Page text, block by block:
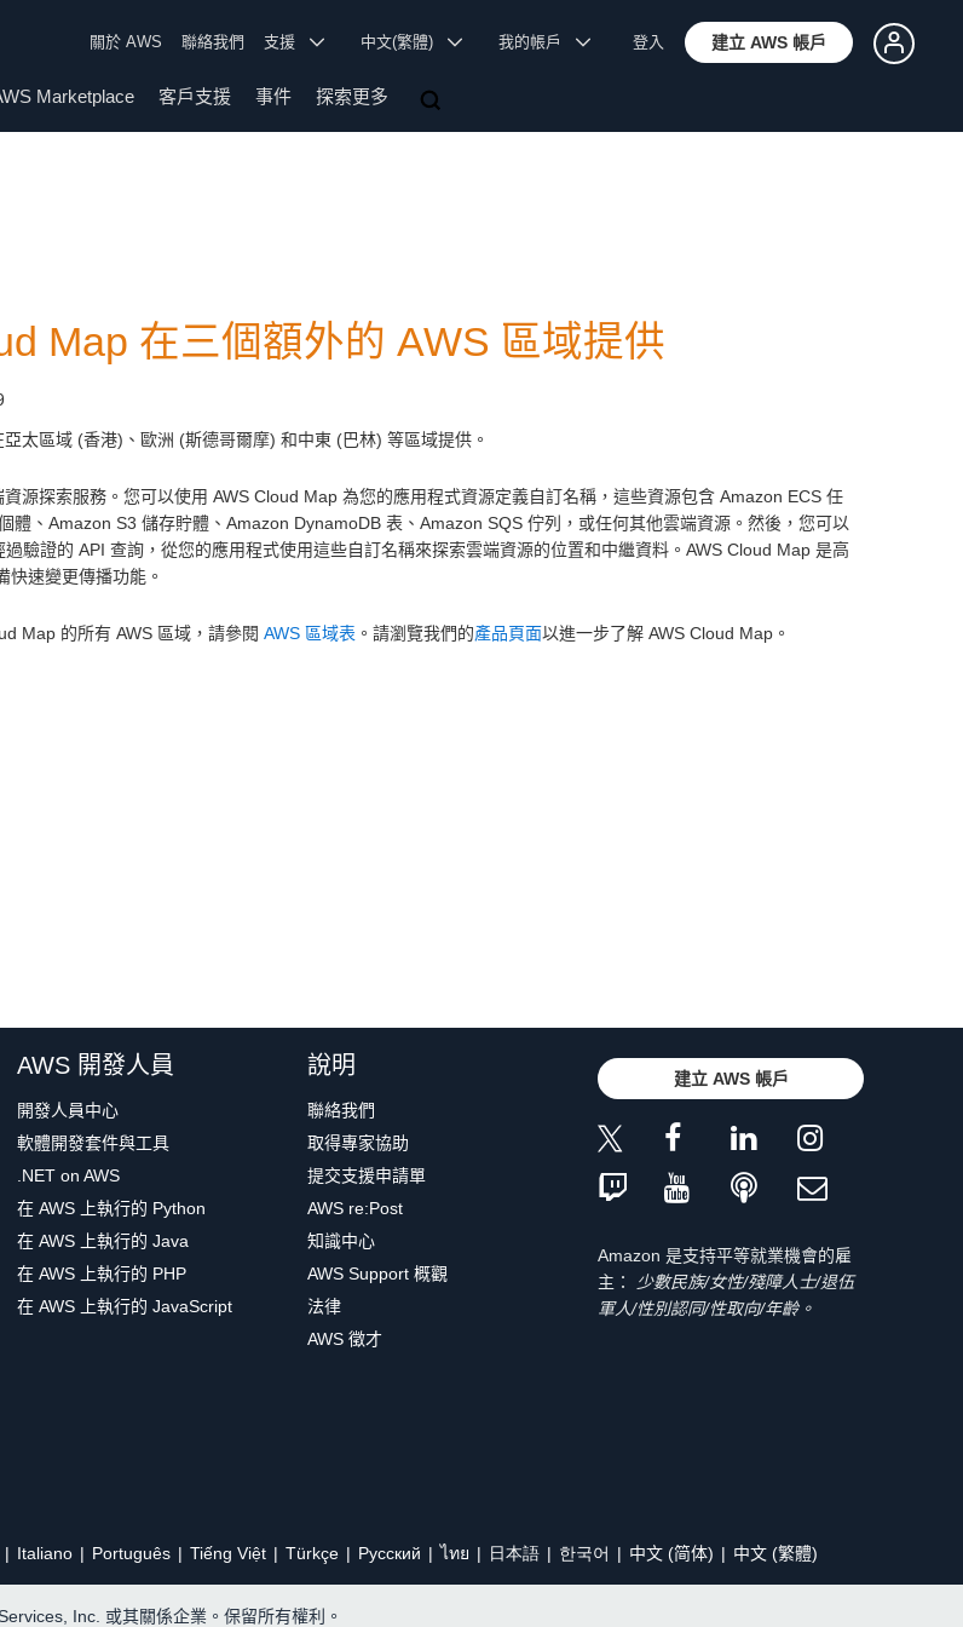
關於 AWS 聯絡我們 支援 中文(繁體) 我的帳戶 登入 建立 AWS 帳戶
Marketplace 客戶支援 事件 探索更多
Map 在三個額外的 AWS 區域提供
太區域 (香港)、歐洲 (斯德哥爾摩) 和中東 (巴林) 等區域提供。
源探索服務。您可以使用 AWS Cloud Map 為您的應用程式資源定義自訂名稱，這些資源包含 Amazon ECS 任
體、Amazon S3 儲存貯體、Amazon DynamoDB 表、Amazon SQS 佇列，或任何其他雲端資源。然後，您可以
過驗證的 API 查詢，從您的應用程式使用這些自訂名稱來探索雲端資源的位置和中繼資料。AWS Cloud Map 是高
快速變更傳播功能。
Map 的所有 AWS 區域，請參閱 AWS 區域表 。請瀏覽我們的產品頁面以進一步了解 AWS Cloud Map。
AWS 開發人員
開發人員中心
軟體開發套件與工具
.NET on AWS
在 AWS 上執行的 Python
在 AWS 上執行的 Java
在 AWS 上執行的 PHP
在 AWS 上執行的 JavaScript
說明
聯絡我們
取得專家協助
提交支援申請單
AWS re:Post
知識中心
AWS Support 概觀
法律
AWS 徵才
建立 AWS 帳戶
Amazon 是支持平等就業機會的雇
主：
少數民族/女性/殘障人士/退伍
軍人/性別認同/性取向/年齡。
Italiano Português Tiếng Việt Türkçe Ρусский ไทย 日本語 한국어 中文 (简体) 中文 (繁體)
Inc. 或其關係企業。保留所有權利。